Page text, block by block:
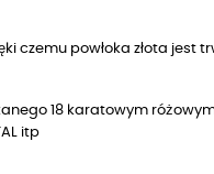
czemu powłoka złota jest
18 karatowym różowym
itp